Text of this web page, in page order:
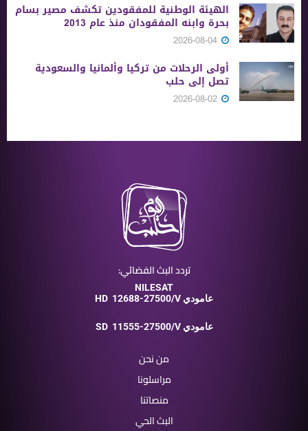
الهيئة الوطنية للمفقودين تكشف مصير بسام
بحرة وابنه المفقودان منذ عام 2013
أولى الرحلات من ‏تركيا وألمانيا والسعودية
تصل إلى حلب
تردد البث الفضائي:
NILESAT
HD
12688-27500/V عامودي
SD 11555-27500/V عامودي
من نحن
مراسلونا
منصاتنا
البث الحي